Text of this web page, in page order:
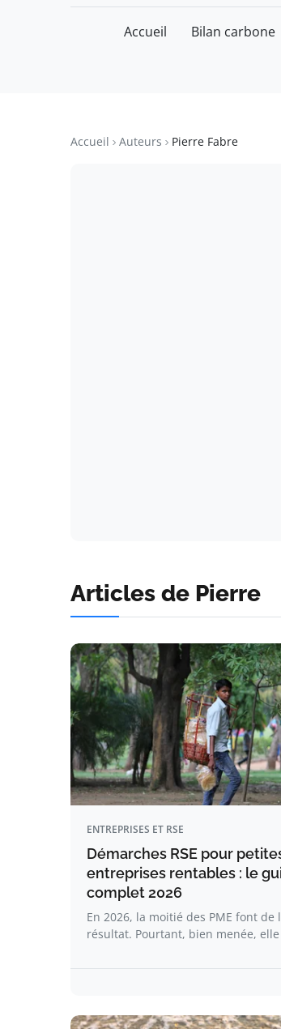
Accueil Bilan carbone
Accueil Auteurs Pierre Fabre
Articles de Pierre
ENTREPRISES ET RSE
Démarches RSE pour
entreprises rentables : le
complet 2026
En 2026, la moitié des PME font de
résultat. Pourtant, bien menée,